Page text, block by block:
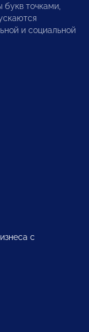
точками,
и социальной
с